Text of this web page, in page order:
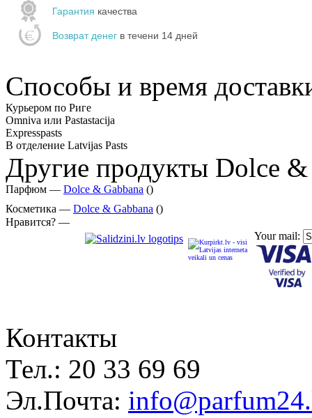
Гарантия качества
Возврат денег в течени 14 дней
Способы и время
Курьером по Риге
Omniva или Pastastacija
Expresspasts
В отделение Latvijas Pasts
Другие продукты Dolce &
Парфюм — Dolce & Gabbana ()
Косметика — Dolce & Gabbana ()
Нравится? —
Your mail:
Контакты
Тел.: 20 33 69 69
Эл.Почта: